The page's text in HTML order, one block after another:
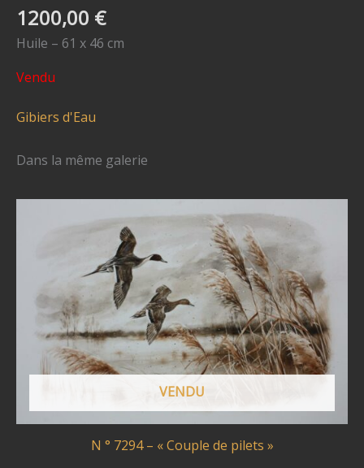
1200,00 €
Huile – 61 x 46 cm
Vendu
Gibiers d'Eau
Dans la même galerie
VENDU
N ° 7294 – « Couple de pilets »